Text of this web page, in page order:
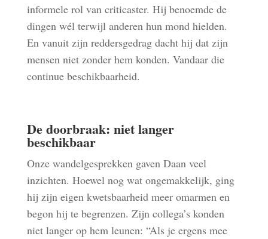
informele rol van criticaster. Hij benoemde de
dingen wél terwijl anderen hun mond hielden.
En vanuit zijn reddersgedrag dacht hij dat zijn
mensen niet zonder hem konden. Vandaar die
continue beschikbaarheid.
De doorbraak: niet langer
beschikbaar
Onze wandelgesprekken gaven Daan veel
inzichten. Hoewel nog wat ongemakkelijk, ging
hij zijn eigen kwetsbaarheid meer omarmen en
begon hij te begrenzen. Zijn collega’s konden
niet langer op hem leunen: “Als je ergens mee